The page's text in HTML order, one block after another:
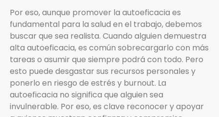
Por eso, aunque promover la autoeficacia es
fundamental para la salud en el trabajo, debemos
buscar que sea realista. Cuando alguien demuestra
alta autoeficacia, es común sobrecargarlo con más
tareas o asumir que siempre podrá con todo. Pero
esto puede desgastar sus recursos personales y
ponerlo en riesgo de estrés y burnout. La
autoeficacia no significa que alguien sea
invulnerable. Por eso, es clave reconocer y apoyar